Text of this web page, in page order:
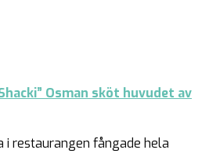
Osman sköt huvudet av
i restaurangen fångade hela